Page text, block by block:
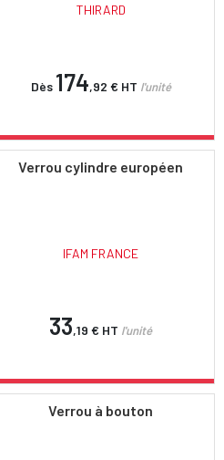
THIRARD
Dès 174,92 € HT l'unité
Verrou cylindre européen
IFAM FRANCE
33,19 € HT l'unité
Verrou à bouton